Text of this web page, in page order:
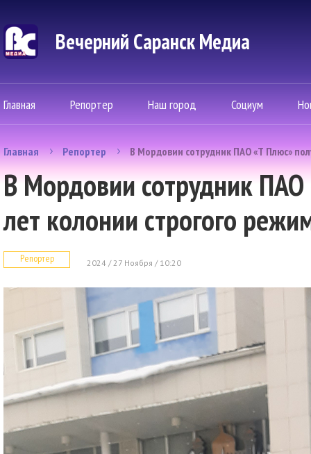
Вечерний Саранск Mедиа
Главная Репортер Наш город Социум
Главная Репортер В Мордовии сотрудник ПАО «Т Плюс»
В Мордовии сотрудник
лет колонии строгого
Репортер 2024 / 27 Ноября / 10:20